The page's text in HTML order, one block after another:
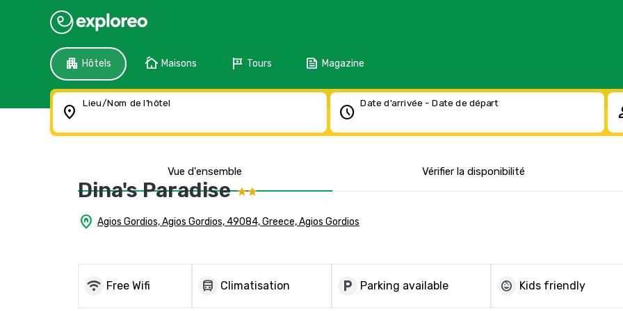
apartment Hôtels cottage Maisons tour Tours feed Magazine
location_on Lieu/Nom de l'hôtel schedule Date d'arrivée - Date de départ
Vue d'ensemble Vérifier la disponibilité
Dina's Paradise
home_pin Agios Gordios, Agios Gordios, 49084, Greece, Agios Gordios
wifi Free Wifi directions_bus Climatisation local_parking Parking available child_care Kids friendly